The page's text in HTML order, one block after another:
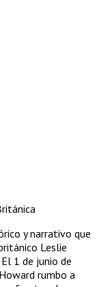
y narrativo que
Leslie
1 de junio de
rumbo a